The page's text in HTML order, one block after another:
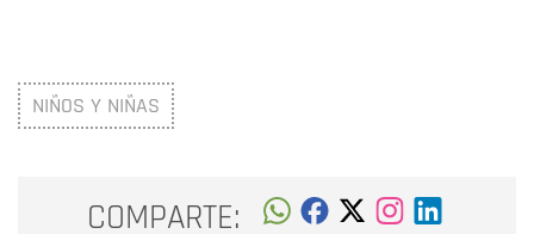
NIÑOS Y NIÑAS
COMPARTE: